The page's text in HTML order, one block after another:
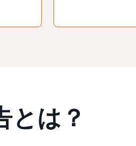
とは？